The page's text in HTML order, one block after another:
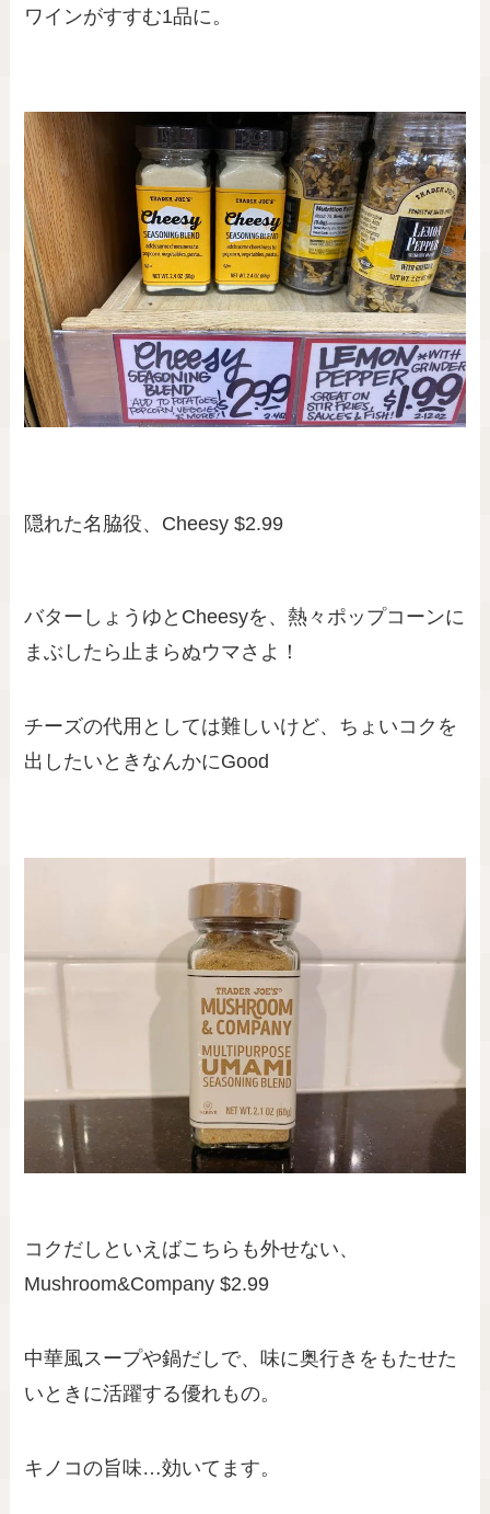
ワインがすすむ1品に。
隠れた名脇役、Cheesy $2.99
バターしょうゆとCheesyを、熱々ポップコーンに
まぶしたら止まらぬウマさよ！
チーズの代用としては難しいけど、ちょいコクを
出したいときなんかにGood
コクだしといえばこちらも外せない、
Mushroom&Company $2.99
中華風スープや鍋だしで、味に奥行きをもたせた
いときに活躍する優れもの。
キノコの旨味…効いてます。